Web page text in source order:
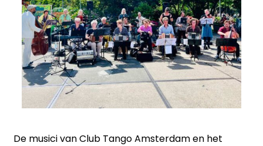
De musici van Club Tango Amsterdam en het